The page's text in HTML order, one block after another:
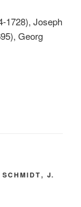
1728), Joseph
Georg
, J.